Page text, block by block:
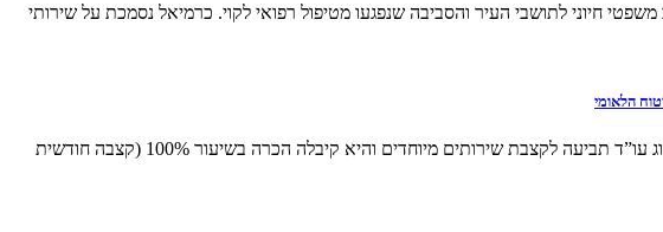
חיוני לתושבי העיר והסביבה שנפגעו מטיפול רפואי לקוי. כרמיאל נסמכת על שירותי
הלאומי
לקצבת שירותים מיוחדים והיא קיבלה הכרה בשיעור 100% (קצבה חודשית